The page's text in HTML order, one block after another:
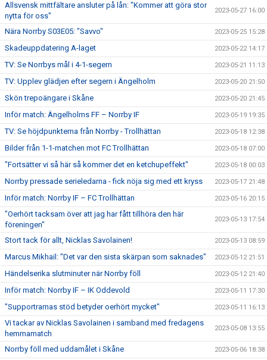
Allsvensk mittfältare ansluter på lån: "Kommer att göra stor
nytta för oss"
2023-05-27 16:00
Nära Norrby S03E05: "Savvo" 2023-05-25 15:28
Skadeuppdatering A-laget 2023-05-22 14:17
TV: Se Norrbys mål i 4-1-segern 2023-05-21 11:13
TV: Upplev glädjen efter segern i Ängelholm 2023-05-20 21:50
Skön trepoängare i Skåne 2023-05-20 21:45
Inför match: Ängelholms FF – Norrby IF 2023-05-19 19:35
TV: Se höjdpunkterna från Norrby - Trollhättan 2023-05-18 12:38
Bilder från 1-1-matchen mot FC Trollhättan 2023-05-18 07:00
"Fortsätter vi så här så kommer det en ketchupeffekt" 2023-05-18 00:03
Norrby pressade serieledarna - fick nöja sig med ett kryss 2023-05-17 21:48
Inför match: Norrby IF – FC Trollhättan 2023-05-16 20:15
"Oerhört tacksam över att jag har fått tillhöra den här
föreningen"
2023-05-13 17:54
Stort tack för allt, Nicklas Savolainen! 2023-05-13 08:59
Marcus Mikhail: "Det var den sista skärpan som saknades" 2023-05-12 21:51
Händelserika slutminuter när Norrby föll 2023-05-12 21:40
Inför match: Norrby IF – IK Oddevold 2023-05-11 17:30
"Supportrarnas stöd betyder oerhört mycket" 2023-05-11 16:13
Vi tackar av Nicklas Savolainen i samband med fredagens
hemmamatch
2023-05-08 13:55
Norrby föll med uddamålet i Skåne 2023-05-06 18:38